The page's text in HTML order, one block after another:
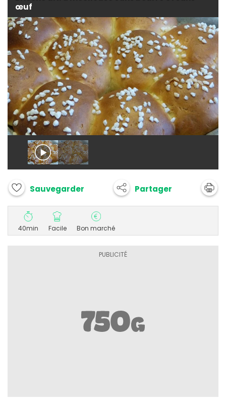
œuf
Sauvegarder Partager
40min Facile Bon marché